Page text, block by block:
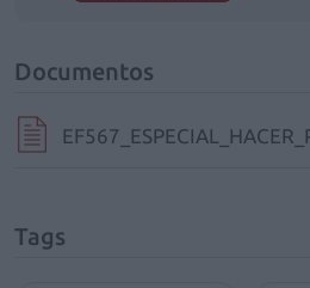
Documentos
Tags